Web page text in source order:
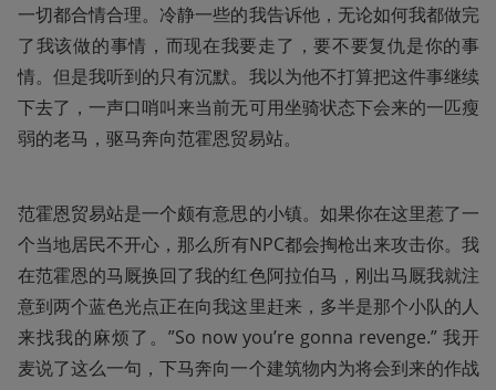
一切都合情合理。冷静一些的我告诉他，无论如何我都做完
了我该做的事情，而现在我要走了，要不要复仇是你的事
情。但是我听到的只有沉默。我以为他不打算把这件事继续
下去了，一声口哨叫来当前无可用坐骑状态下会来的一匹瘦
弱的老马，驱马奔向范霍恩贸易站。
范霍恩贸易站是一个颇有意思的小镇。如果你在这里惹了一
个当地居民不开心，那么所有NPC都会掏枪出来攻击你。我
在范霍恩的马厩换回了我的红色阿拉伯马，刚出马厩我就注
意到两个蓝色光点正在向我这里赶来，多半是那个小队的人
来找我的麻烦了。”So now you’re gonna revenge.” 我开
麦说了这么一句，下马奔向一个建筑物内为将会到来的作战